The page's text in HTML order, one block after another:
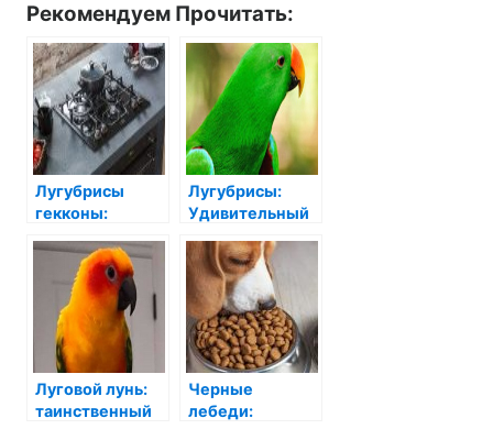
Рекомендуем Прочитать:
Лугубрисы
гекконы:
создания с
магическими
способностями
Лугубрисы:
Удивительный
существ в
вашем доме
Луговой лунь:
таинственный
Черные
лебеди: